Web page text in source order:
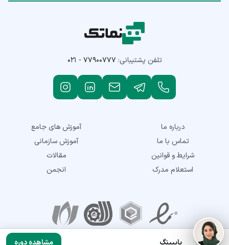
پایپینگ مشاهده دوره
تلفن پشتیبانی: ۰۲۱ - ۷۷۹۰۰۷۷۷
درباره ما
تماس با ما
شرایط و قوانین
استعلام مدرک
آموزش های جامع
آموزش سازمانی
مقالات
انجمن
نمادهای اعتماد